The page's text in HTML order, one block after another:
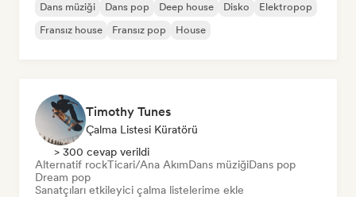
Dans müziği Dans pop Deep house Disko
Elektropop
Fransız house
Fransız pop House
Timothy Tunes
Çalma Listesi Küratörü
> 300 cevap verildi
Alternatif rockTicari/Ana AkımDans müziğiDans pop
Dream pop
Sanatçıları etkileyici çalma listelerime ekle